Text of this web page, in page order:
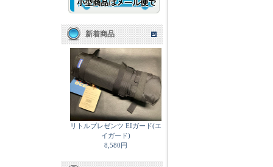
新着商品
リトルプレゼンツ EIガード(エ
イガード)
8,580円